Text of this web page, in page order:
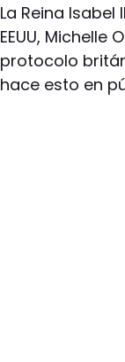
La Reina
EEUU,
protocolo
hace esto en